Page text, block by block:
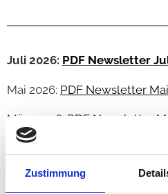
Zustimmung
Juli 2026: PDF Newsletter
Mai 2026: PDF Newsletter
März 2026: PDF Newsletter
PDF
September 2025: PDF